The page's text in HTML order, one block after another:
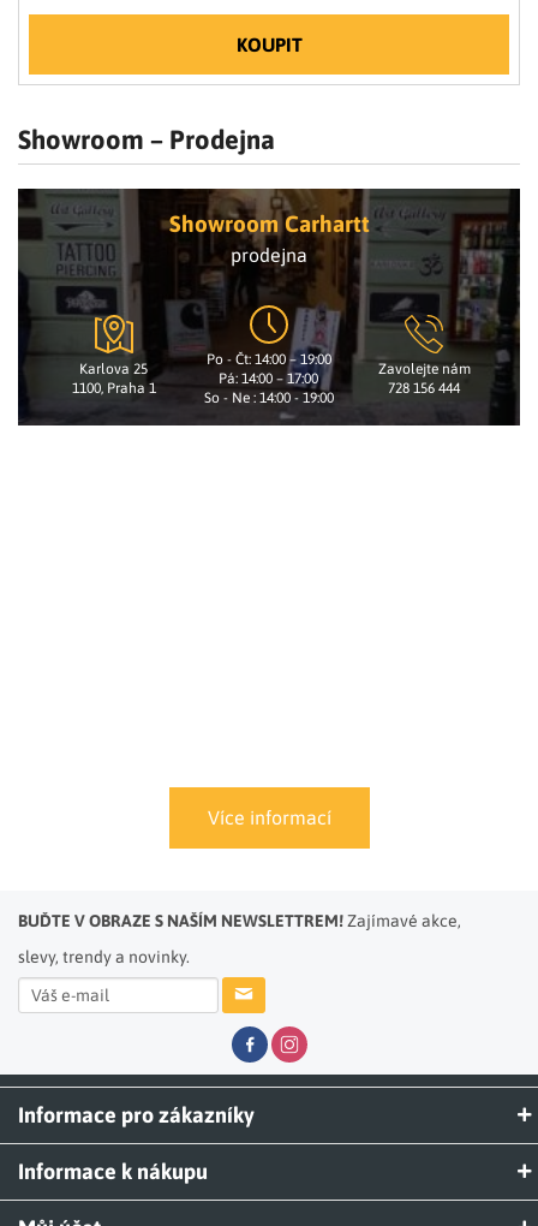
KOUPIT
Showroom – Prodejna
Showroom Carhartt
prodejna
Karlova 25
1100, Praha 1
Po - Čt: 14:00 – 19:00
Pá: 14:00 – 17:00
So - Ne : 14:00 - 19:00
Zavolejte nám
728 156 444
Více informací
BUĎTE V OBRAZE S NAŠÍM NEWSLETTREM!Zajímavé akce,
slevy, trendy a novinky.
Informace pro zákazníky
Informace k nákupu